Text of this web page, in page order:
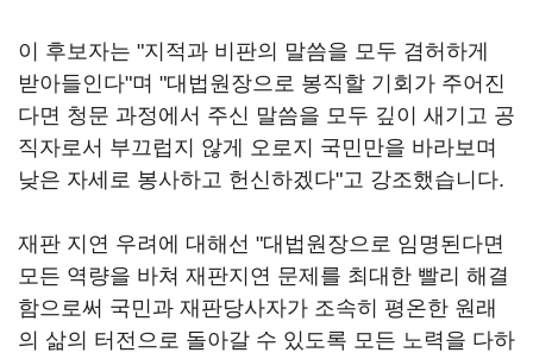
이 후보자는 "지적과 비판의 말씀을 모두 겸허하게
받아들인다"며 "대법원장으로 봉직할 기회가 주어진
다면 청문 과정에서 주신 말씀을 모두 깊이 새기고 공
직자로서 부끄럽지 않게 오로지 국민만을 바라보며
낮은 자세로 봉사하고 헌신하겠다"고 강조했습니다.
재판 지연 우려에 대해선 "대법원장으로 임명된다면
모든 역량을 바쳐 재판지연 문제를 최대한 빨리 해결
함으로써 국민과 재판당사자가 조속히 평온한 원래
의 삶의 터전으로 돌아갈 수 있도록 모든 노력을 다하